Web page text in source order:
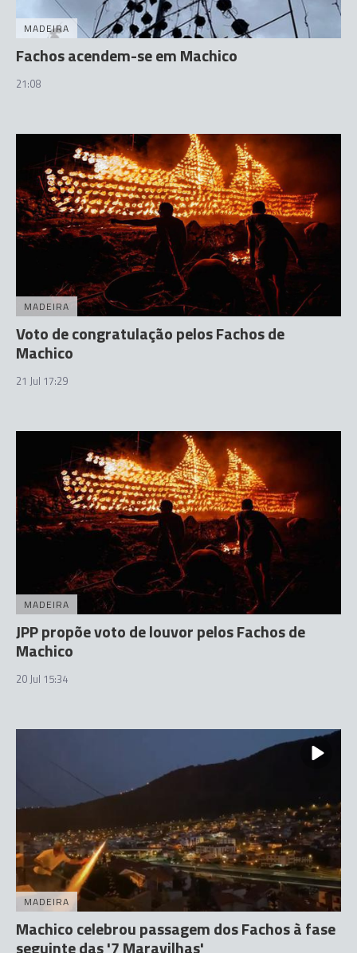
MADEIRA
Fachos acendem-se em Machico
21:08
MADEIRA
Voto de congratulação pelos Fachos de
Machico
21 Jul 17:29
MADEIRA
JPP propõe voto de louvor pelos Fachos de
Machico
20 Jul 15:34
MADEIRA
Machico celebrou passagem dos Fachos à fase